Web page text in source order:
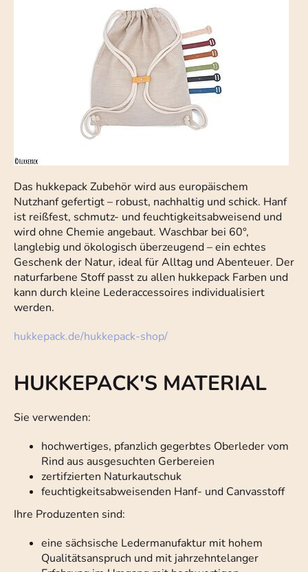
Das hukkepack Zubehör wird aus europäischem
Nutzhanf gefertigt – robust, nachhaltig und schick. Hanf
ist reißfest, schmutz- und feuchtigkeitsabweisend und
wird ohne Chemie angebaut. Waschbar bei 60°,
langlebig und ökologisch überzeugend – ein echtes
Geschenk der Natur, ideal für Alltag und Abenteuer. Der
naturfarbene Stoff passt zu allen hukkepack Farben und
kann durch kleine Lederaccessoires individualisiert
werden.
hukkepack.de/hukkepack-shop/
HUKKEPACK'S MATERIAL
Sie verwenden:
hochwertiges, pfanzlich gegerbtes Oberleder vom
Rind aus ausgesuchten Gerbereien
zertifzierten Naturkautschuk
feuchtigkeitsabweisenden Hanf- und Canvasstoff
Ihre Produzenten sind:
eine sächsische Ledermanufaktur mit hohem
Qualitätsanspruch und mit jahrzehntelanger